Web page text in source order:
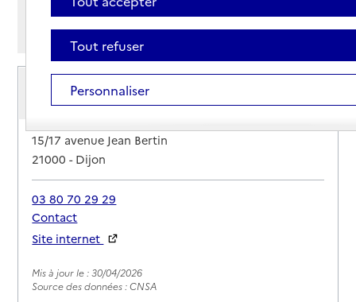
Afficher les résultats par:
Plateforme d'accompagnement et de répit -
Centre d'accueil de jour Marguerite Verot -
FEDOSAD
Adresse
15/17 avenue Jean Bertin
21000-Dijon
03 80 70 29 29
Contact
Site internet
Mis à jour le : 30/04/2026
Source des données : CNSA
Tout refuser
Personnaliser